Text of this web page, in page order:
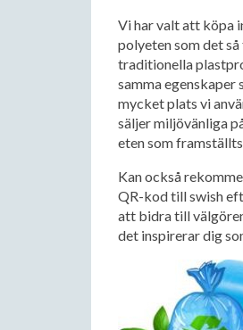
Vi har valt att köpa
polyeten som det
traditionella
samma
mycket plats vi
säljer miljövänliga
eten som
Kan också
QR-kod till swish
att bidra till
det inspirerar dig